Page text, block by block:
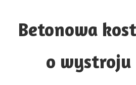
to
content
Betonowa
o wystroju